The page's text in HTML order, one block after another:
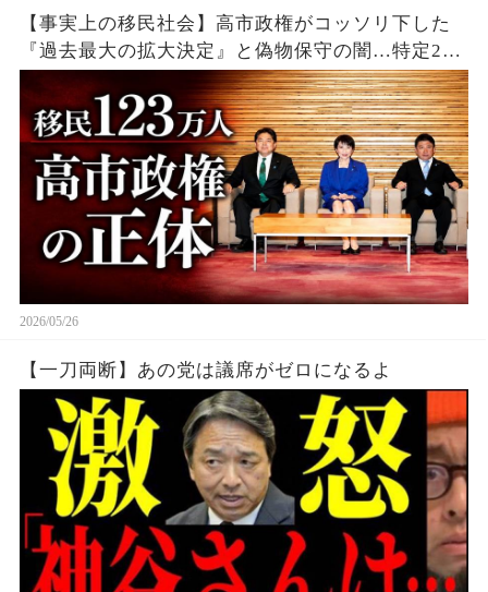
【事実上の移民社会】高市政権がコッソリ下した
『過去最大の拡大決定』と偽物保守の闇…特定2号
が1年で9倍激増の衝撃データを暴露する。
2026/05/26
【一刀両断】あの党は議席がゼロになるよ